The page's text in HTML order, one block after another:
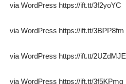
via WordPress https://ift.tt/3f2yoYC
via WordPress https://ift.tt/3BPP8fm
via WordPress https://ift.tt/2UZdMJE
via WordPress https://ift.tt/3f5KPmq